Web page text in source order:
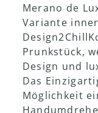
Über uns
Kontakt
Merano de
Variante
Prunkstück,
Design und
Das
Möglichkeit